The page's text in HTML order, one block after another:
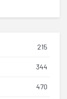
215
344
470